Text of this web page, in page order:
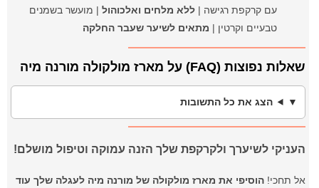
עם קרקפת רגישה |ללא מלחים ואלכוהול | מועשר בשמנים
טבעיים וקרטין | מתאים לשיער שעבר החלקה
שאלות נפוצות (FAQ) על מארז מולקולה מורנה מיה
הצג את כל התשובות
העניקי לשיערך ולקרקפת שלך הזנה עמוקה וטיפול מושלם!
אל תחכי!הוסיפי את מארז מולקולה של מורנה מיה לעגלה שלך עוד